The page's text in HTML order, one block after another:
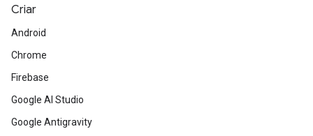
Criar
Android
Chrome
Firebase
Google AI Studio
Google Antigravity